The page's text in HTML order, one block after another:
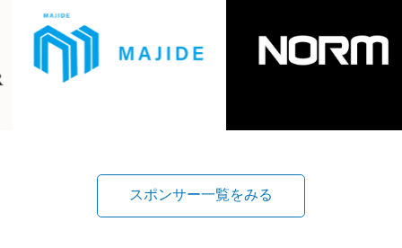
スポンサー一覧をみる